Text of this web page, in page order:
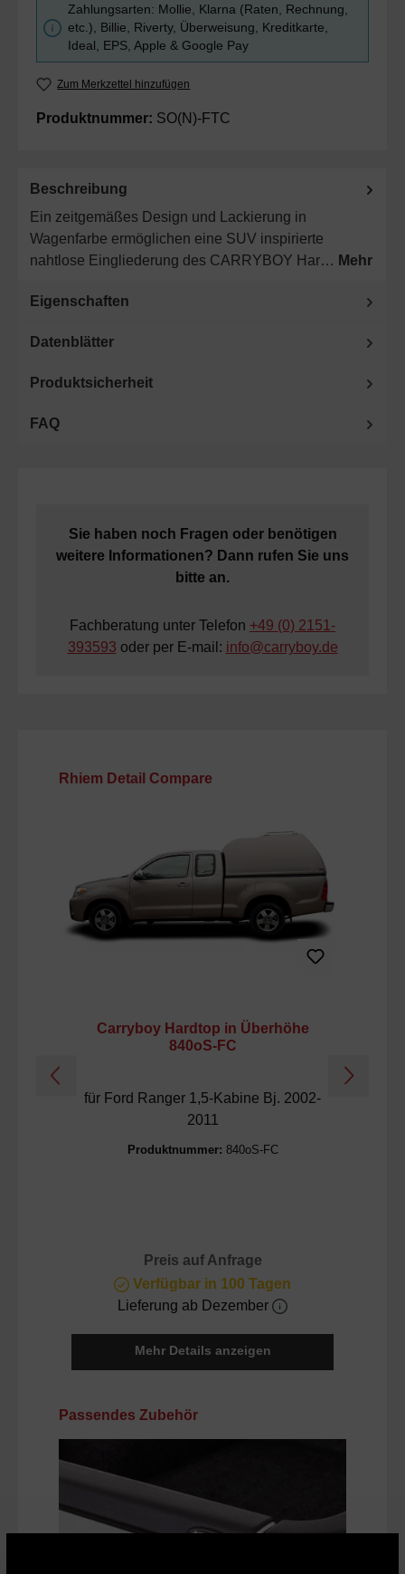
Zahlungsarten: Mollie, Klarna (Raten, Rechnung,
etc.), Billie, Riverty, Überweisung, Kreditkarte,
Ideal, EPS, Apple & Google Pay
Zum Merkzettel hinzufügen
Produktnummer: SO(N)-FTC
Beschreibung
Ein zeitgemäßes Design und Lackierung in
Wagenfarbe ermöglichen eine SUV inspirierte
nahtlose Eingliederung des CARRYBOY Har… Mehr
Eigenschaften
Datenblätter
Produktsicherheit
FAQ
Sie haben noch Fragen oder benötigen
weitere Informationen? Dann rufen Sie uns
bitte an.
Fachberatung unter Telefon +49 (0) 2151-
393593 oder per E-mail: info@carryboy.de
Produktgalerie überspringen
Rhiem Detail Compare
Carryboy Hardtop in Überhöhe
840oS-FC
für Ford Ranger 1,5-Kabine Bj. 2002-
2011
Produktnummer: 840oS-FC
Preis auf Anfrage
Verfügbar in 100 Tagen
Lieferung ab Dezember
Mehr Details anzeigen
Produktgalerie überspringen
Passendes Zubehör